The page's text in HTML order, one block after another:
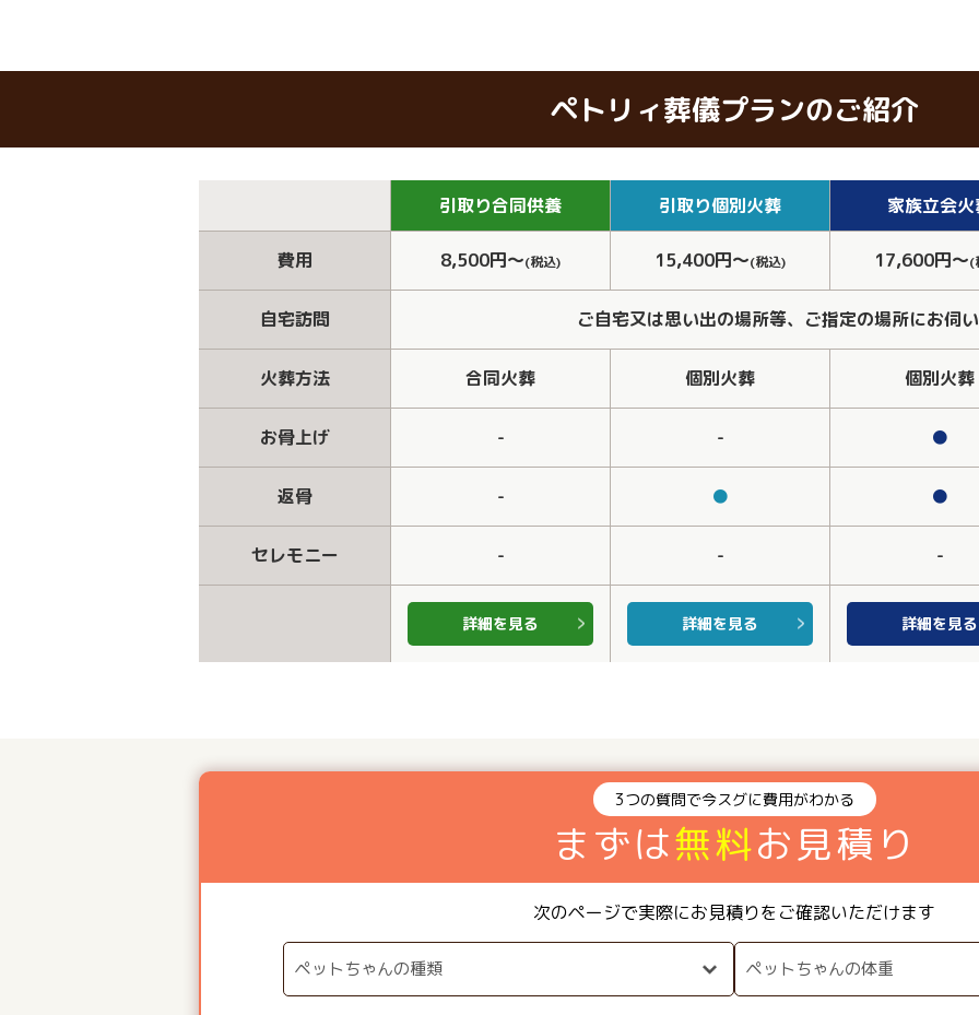
ペトリィ葬儀プランのご紹介
引取り合同供養 引取り個別火葬 家族立会
費用 8,500円～(税込) 15,400円～(税込) 17,600円～(
自宅訪問 ご自宅又は思い出の場所等、ご指定の場所にお伺
火葬方法 合同火葬 個別火葬 個別火葬
お骨上げ - - ●
返骨 - ● ●
セレモニー - - -
詳細を見る 詳細を見る 詳細を見る
3つの質問で今スグに費用がわかる
まずは無料お見積り
次のページで実際にお見積りをご確認いただけます